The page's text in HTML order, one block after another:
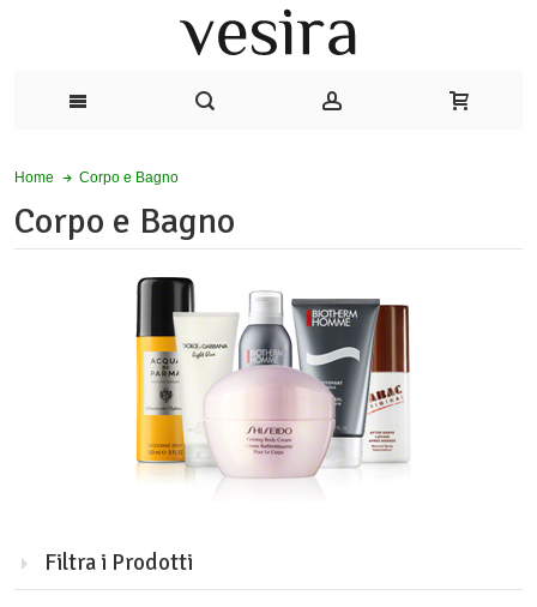
Home Corpo e Bagno
Corpo e Bagno
Filtra i Prodotti